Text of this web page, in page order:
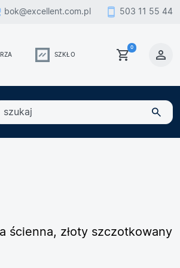
bok@excellent.com.pl 503 11 55 44
SZKŁO
0
ścienna, złoty szczotkowany